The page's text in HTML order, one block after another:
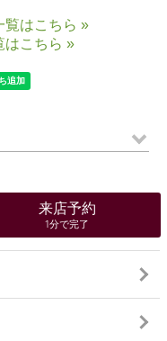
覧はこちら »
はこちら »
来店予約
1分で完了